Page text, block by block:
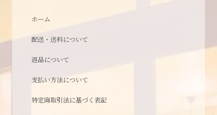
ホーム
配送・送料について
返品について
支払い方法について
特定商取引法に基づく表記